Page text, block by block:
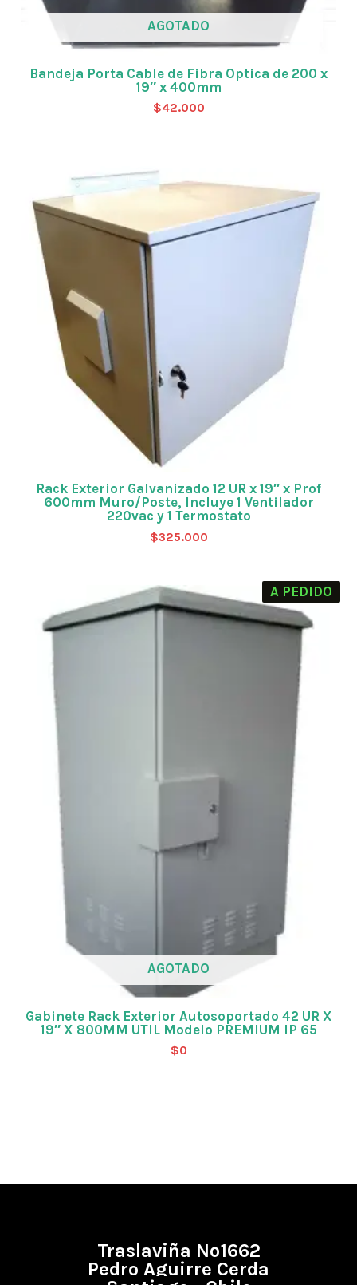
AGOTADO
Bandeja Porta Cable de Fibra Optica de 200 x
19″ x 400mm
$42.000
Rack Exterior Galvanizado 12 UR x 19″ x Prof
600mm Muro/Poste, Incluye 1 Ventilador
220vac y 1 Termostato
$325.000
A PEDIDO
AGOTADO
Gabinete Rack Exterior Autosoportado 42 UR X
19″ X 800MM UTIL Modelo PREMIUM IP 65
$0
Traslaviña Nº1662
Pedro Aguirre Cerda